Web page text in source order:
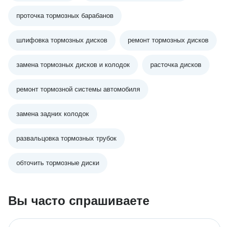
проточка тормозных барабанов
шлифовка тормозных дисков ремонт тормозных дисков
замена тормозных дисков и колодок расточка дисков
ремонт тормозной системы автомобиля
замена задних колодок
развальцовка тормозных трубок
обточить тормозные диски
Вы часто спрашиваете